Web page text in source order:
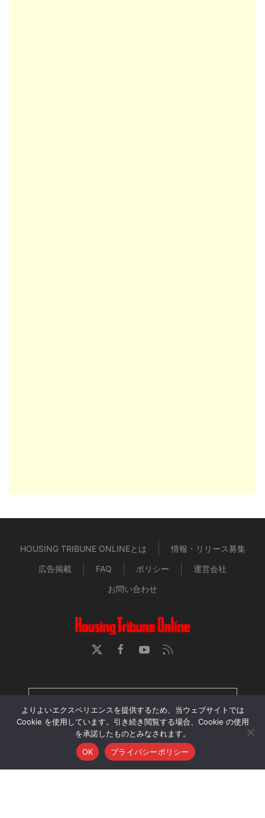
HOUSING TRIBUNE ONLINEとは
情報・リリース募集
広告掲載
FAQ ポリシー
運営会社
お問い合わせ
当サイトに掲載された記事・画像・動画の無断転用、再配
布、アップロードを禁じます。
© 2026 Housing Tribune Online. All Rights Reserved.
よりよいエクスペリエンスを提供するため、当ウェブサイトでは
Cookie を使用しています。引き続き閲覧する場合、Cookie の使用
を承諾したものとみなされます。
OK
プライバシーポリシー